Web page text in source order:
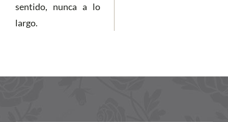
sentido, nunca a lo
largo.